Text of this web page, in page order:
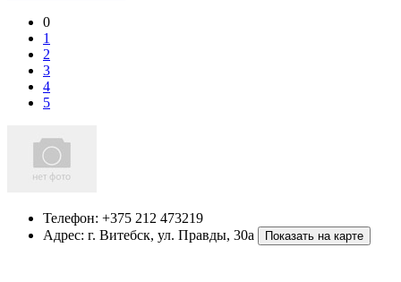
0
1
2
3
4
5
Телефон: +375 212 473219
Адрес: г. Витебск, ул. Правды, 30а